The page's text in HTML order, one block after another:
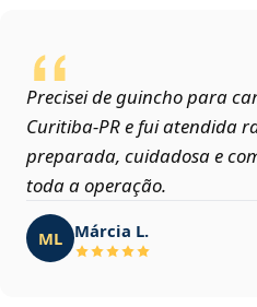
Precisei de guincho para
Curitiba‑PR e fui atendida
preparada, cuidadosa e
toda a operação.
ML Márcia L.